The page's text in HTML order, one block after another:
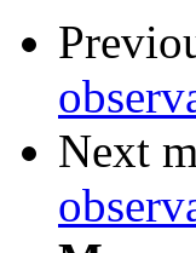
Next